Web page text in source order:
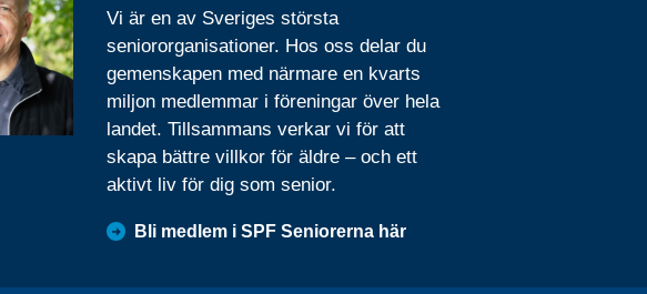
Vi är en av Sveriges största
seniororganisationer. Hos oss delar du
gemenskapen med närmare en kvarts
miljon medlemmar i föreningar över hela
landet. Tillsammans verkar vi för att
skapa bättre villkor för äldre – och ett
aktivt liv för dig som senior.
Bli medlem i SPF Seniorerna här